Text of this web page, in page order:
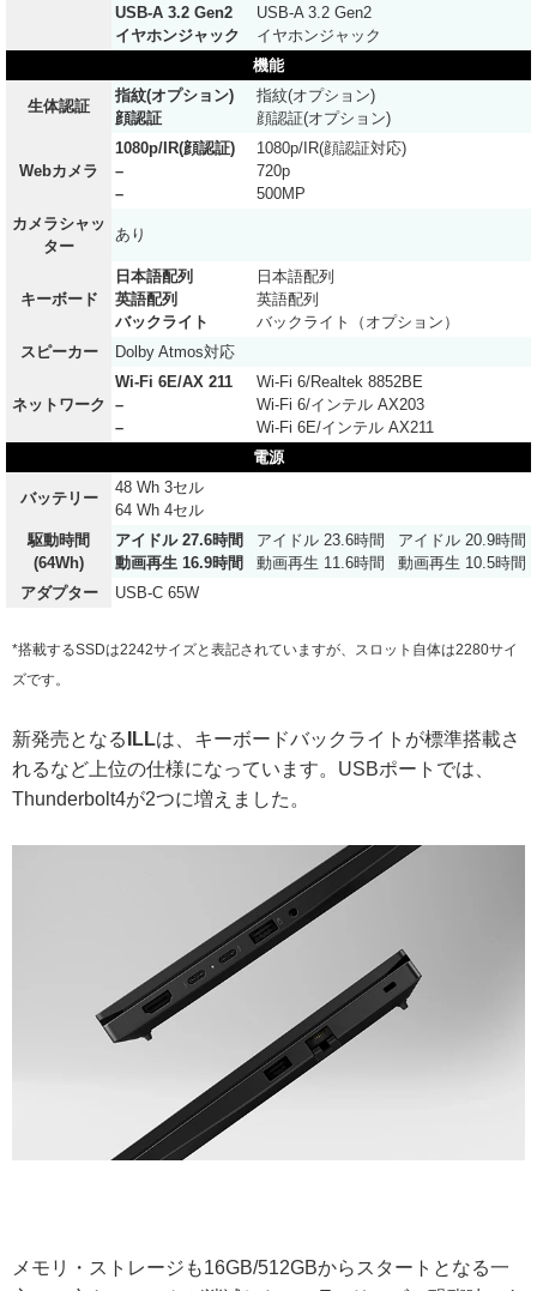
USB-A 3.2 Gen2
イヤホンジャック
USB-A 3.2 Gen2
イヤホンジャック
機能
生体認証
指紋(オプション)
顔認証
指紋(オプション)
顔認証(オプション)
Webカメラ
1080p/IR(顔認証)
–
–
1080p/IR(顔認証対応)
720p
500MP
カメラシャッ
ター
あり
キーボード
日本語配列
英語配列
バックライト
日本語配列
英語配列
バックライト（オプション）
スピーカー
Dolby Atmos対応
ネットワーク
Wi-Fi 6E/AX 211
–
–
Wi-Fi 6/Realtek 8852BE
Wi-Fi 6/インテル AX203
Wi-Fi 6E/インテル AX211
電源
バッテリー
48 Wh 3セル
64 Wh 4セル
駆動時間
(64Wh)
アイドル 27.6時間
動画再生 16.9時間
アイドル 23.6時間
動画再生 11.6時間
アイドル 20.9時間
動画再生 10.5時間
アダプター
USB-C 65W
*搭載するSSDは2242サイズと表記されていますが、スロット自体は2280サイ
ズです。
新発売となる ILLは、キーボードバックライトが標準搭載さ
れるなど上位の仕様になっています。USBポートでは、
Thunderbolt4が2つに増えました。
メモリ・ストレージも16GB/512GBからスタートとなる一